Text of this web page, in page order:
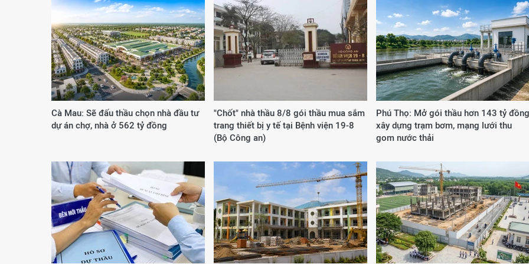
Cà Mau: Sẽ đấu thầu chọn nhà đầu tư
dự án chợ, nhà ở 562 tỷ đồng
"Chốt" nhà thầu 8/8 gói thầu mua sắm
trang thiết bị y tế tại Bệnh viện 19-8
(Bộ Công an)
Phú Thọ: Mở gói thầu hơn 143 tỷ đồng
xây dựng trạm bơm, mạng lưới thu
gom nước thải